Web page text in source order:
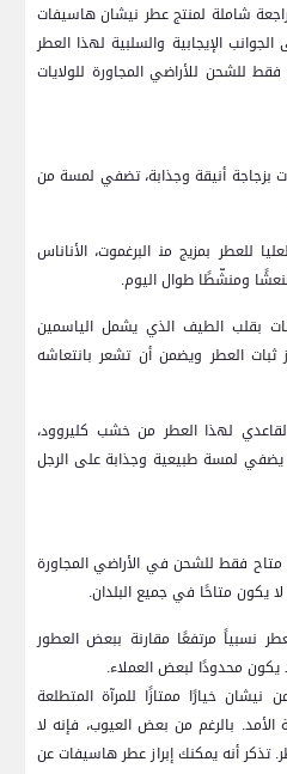
شاملة لمنتج عطر نيشان هاسيفات
الإيجابية والسلبية لهذا ⁣العطر
للشحن ‌للأراضي المجاورة للولايات
⁣بزجاجة أنيقة وجذابة، تضفي لمسة من
للعطر بمزيج من‍ البرغموت، الأناناس‌
ومنشّطًا ⁤طوال اليوم.
بقلب الطيف الذي يشمل الياسمين
ثبات العطر ويضمن أن تشعر بانتعاشه
لهذا العطر من​ خشب كليروود،
لمسة طبيعية وجذابة على الرجل
متاح فقط للشحن في الأراضي ⁢المجاورة
يكون متاحًا في جميع البلدان.
نسبياً مرتفعًا مقارنة ببعض العطور
محدودًا لبعض ⁤العملاء.
خيارًا ممتازًا للمرآة المتطلعة
بالرغم من بعض العيوب، فإنه لا
تذكر أنه يمكنك إبراز عطر هاسيفات عن